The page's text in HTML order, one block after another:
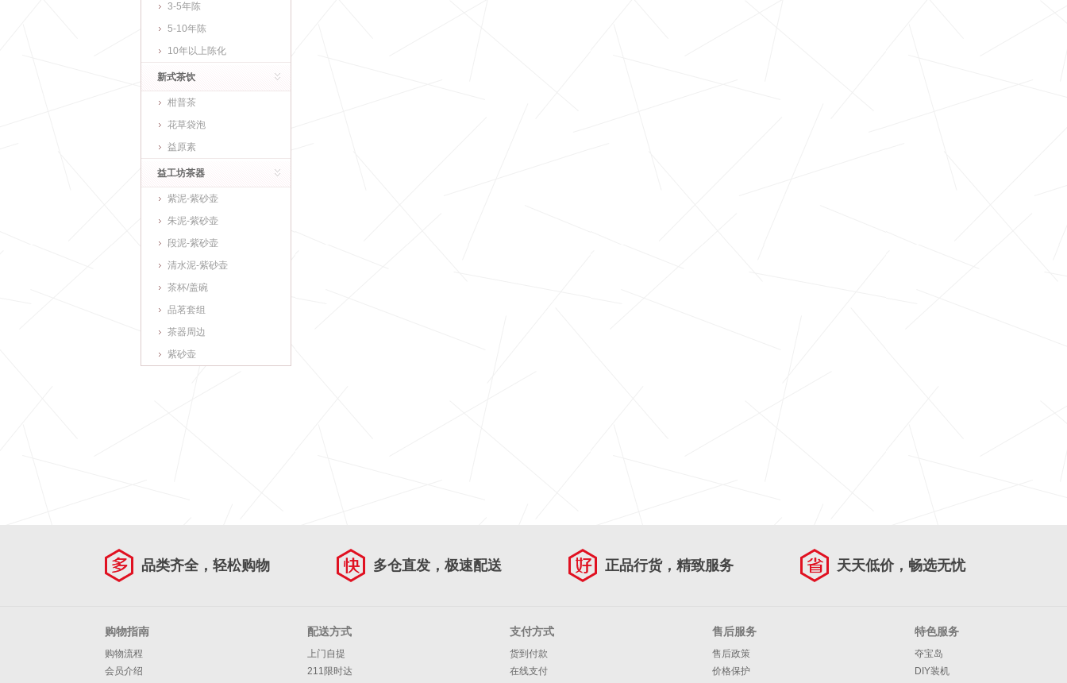
3-5年陈
5-10年陈
10年以上陈化
新式茶饮
柑普茶
花草袋泡
益原素
益工坊茶器
紫泥-紫砂壶
朱泥-紫砂壶
段泥-紫砂壶
清水泥-紫砂壶
茶杯/盖碗
品茗套组
茶器周边
紫砂壶
品类齐全，轻松购物 多仓直发，极速配送 正品行货，精致服务 天天低价，畅选无忧
购物指南
购物流程
会员介绍
配送方式
上门自提
211限时达
支付方式
货到付款
在线支付
售后服务
售后政策
价格保护
特色服务
夺宝岛
DIY装机